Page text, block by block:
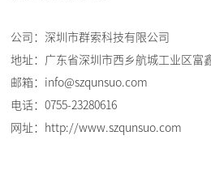
公司：深圳市群索科技有限公司
地址：广东省深圳市西乡航城工业区富
邮箱：info@szqunsuo.com
电话：0755-23280616
网址：http://www.szqunsuo.com